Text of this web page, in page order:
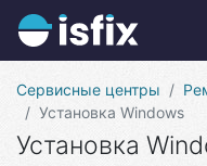
Сервисные центры
Установка Windows
Установка